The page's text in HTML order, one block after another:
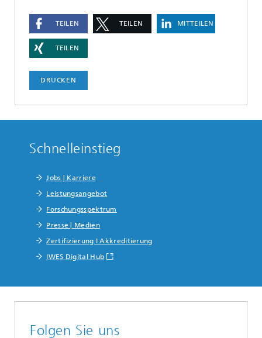
TEILEN TEILEN MITTEILEN
TEILEN
DRUCKEN
Schnelleinstieg
Jobs | Karriere
Leistungsangebot
Forschungsspektrum
Presse | Medien
Zertifizierung I Akkreditierung
IWES Digital Hub
Folgen Sie uns